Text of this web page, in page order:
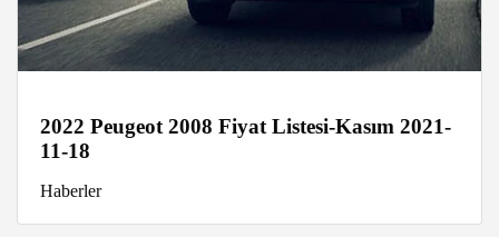
2022 Peugeot 2008 Fiyat Listesi-Kasım 2021-
11-18
Haberler